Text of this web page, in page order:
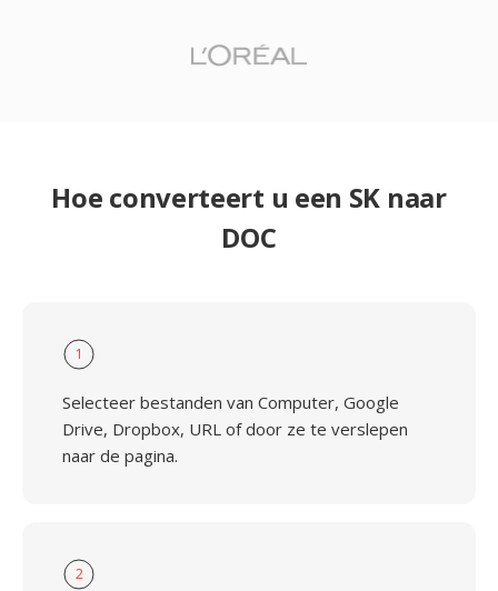
Hoe converteert u een SK naar
DOC
1
Selecteer bestanden van Computer, Google
Drive, Dropbox, URL of door ze te verslepen
naar de pagina.
2